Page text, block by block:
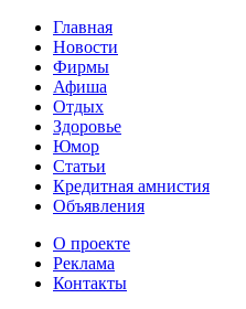
Главная
Новости
Фирмы
Афиша
Отдых
Здоровье
Юмор
Статьи
Кредитная амнистия
Объявления
О проекте
Реклама
Контакты